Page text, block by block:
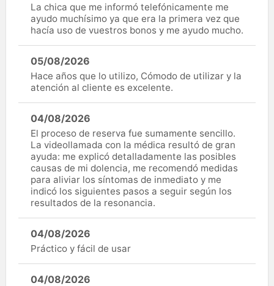
La chica que me informó telefónicamente me
ayudo muchísimo ya que era la primera vez que
hacía uso de vuestros bonos y me ayudo mucho.
05/08/2026
Hace años que lo utilizo, Cómodo de utilizar y la
atención al cliente es excelente.
04/08/2026
El proceso de reserva fue sumamente sencillo.
La videollamada con la médica resultó de gran
ayuda: me explicó detalladamente las posibles
causas de mi dolencia, me recomendó medidas
para aliviar los síntomas de inmediato y me
indicó los siguientes pasos a seguir según los
resultados de la resonancia.
04/08/2026
Práctico y fácil de usar
04/08/2026